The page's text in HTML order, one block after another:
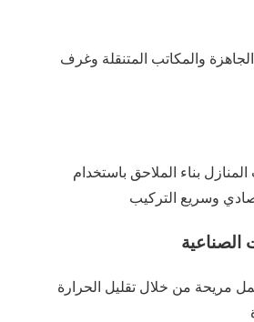
والمكاتب المتنقلة وغرف
بناء الملاحق باستخدام
وسريع التركيب
مريحة من خلال تقليل الحرارة